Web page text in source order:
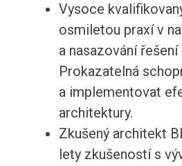
Vysoce
osmiletou praxí v
a nasazování řešení
Prokazatelná
a implementovat
architektury.
Zkušený architekt
lety zkušeností s